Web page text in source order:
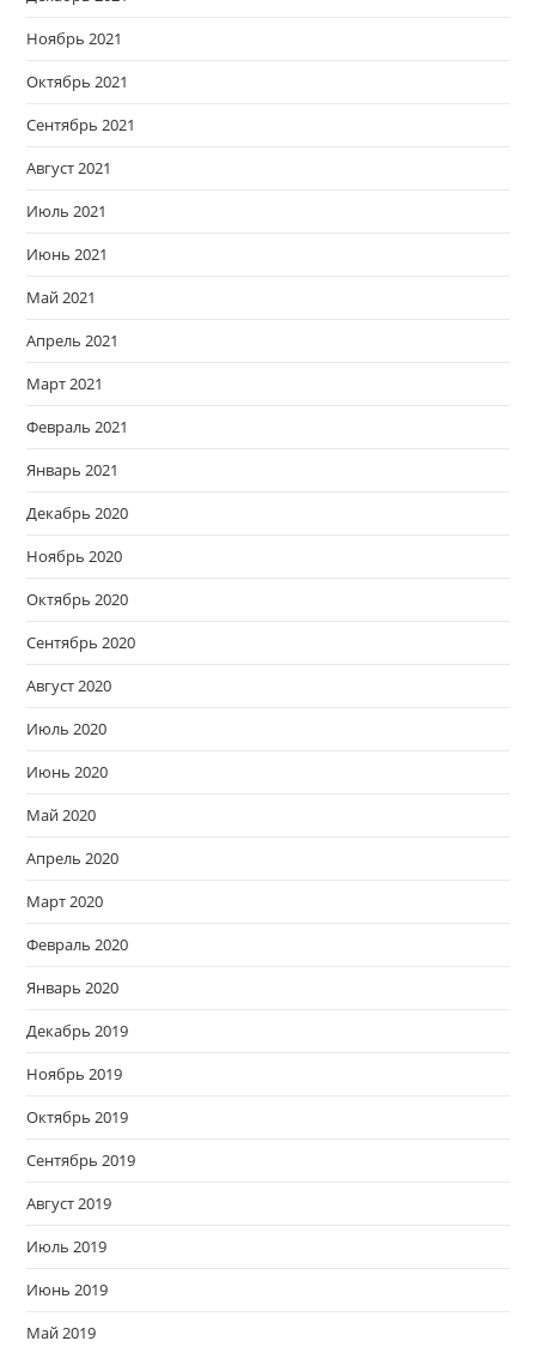
Ноябрь 2021
Октябрь 2021
Сентябрь 2021
Август 2021
Июль 2021
Июнь 2021
Май 2021
Апрель 2021
Март 2021
Февраль 2021
Январь 2021
Декабрь 2020
Ноябрь 2020
Октябрь 2020
Сентябрь 2020
Август 2020
Июль 2020
Июнь 2020
Май 2020
Апрель 2020
Март 2020
Февраль 2020
Январь 2020
Декабрь 2019
Ноябрь 2019
Октябрь 2019
Сентябрь 2019
Август 2019
Июль 2019
Июнь 2019
Май 2019